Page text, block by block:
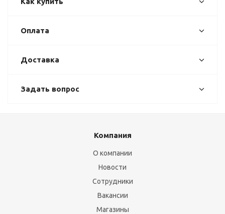
Оплата
Доставка
Задать вопрос
Компания
О компании
Новости
Сотрудники
Вакансии
Магазины